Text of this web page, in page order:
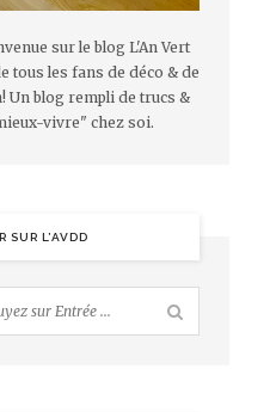
sur le blog L'An Vert
tous les fans de déco & de
Un blog rempli de trucs &
vivre" chez soi.
SUR L’AVDD